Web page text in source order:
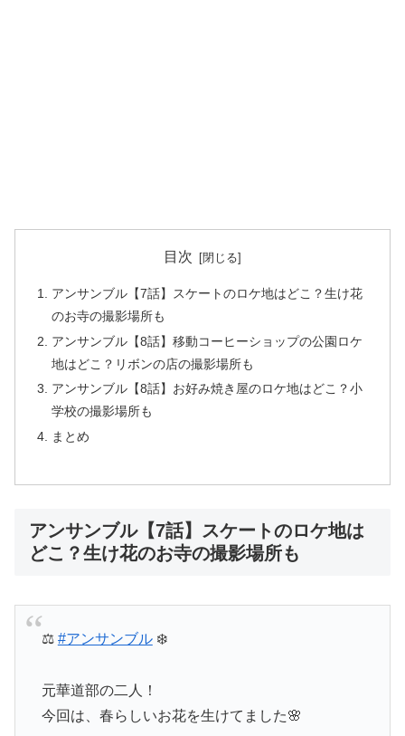
目次
アンサンブル【7話】スケートのロケ地はどこ？生け花
のお寺の撮影場所も
アンサンブル【8話】移動コーヒーショップの公園ロケ
地はどこ？リボンの店の撮影場所も
アンサンブル【8話】お好み焼き屋のロケ地はどこ？小
学校の撮影場所も
まとめ
アンサンブル【7話】スケートのロケ地は
どこ？生け花のお寺の撮影場所も
⚖️ #アンサンブル❄️
元華道部の二人！
今回は、春らしいお花を生けてました🌸